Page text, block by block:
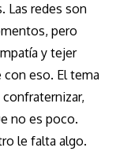
Las redes son
pero
y tejer
eso. El tema
no es poco.
le falta algo.